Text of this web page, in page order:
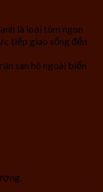
là loại tôm ngon
tiếp giao sống đến
san hô ngoài biển